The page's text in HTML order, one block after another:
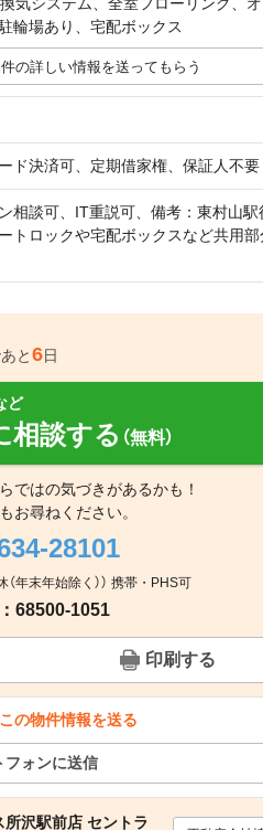
輪場あり、宅配ボックス
の詳しい情報を送ってもらう
ド決済可、定期借家権、保証人不要
相談可、IT重説可、備考：東村山
トロックや宅配ボックスなど共用
と6日
ど
相談する （無料）
ではの気づきがあるかも！
お尋ねください。
28101
年末年始除く）） 携帯・PHS可
68500-1051
印刷する
の物件情報を送る
フォンに送信
沢駅前店 セントラ